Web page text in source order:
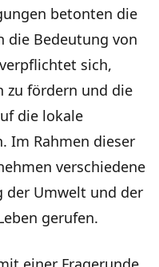
betonten die
die Bedeutung von
sich,
zu fördern und die
die lokale
Im Rahmen dieser
verschiedene
Umwelt und der
gerufen.